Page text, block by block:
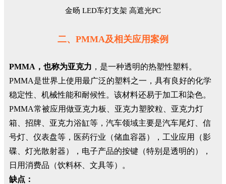
金旸 LED车灯支架 高遮光PC
二、PMMA及相关应用案例
PMMA，也称为亚克力 ，是一种透明的热塑性塑料。
PMMA是世界上使用最广泛的塑料之一，具有良好的化学
稳定性、机械性能和耐候性。该材料还易于加工和染色。
PMMA常被应用做亚克力板、亚克力塑胶粒、亚克力灯
箱、招牌、亚克力浴缸等，汽车领域主要是汽车尾灯、信
号灯、仪表盘等，医药行业（储血容器），工业应用（影
碟、灯光散射器），电子产品的按键（特别是透明的），
日用消费品（饮料杯、文具等）。
缺点：